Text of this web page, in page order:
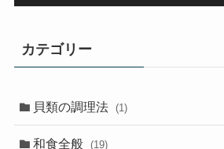
カテゴリー
貝類の調理法 (1)
和食全般 (19)